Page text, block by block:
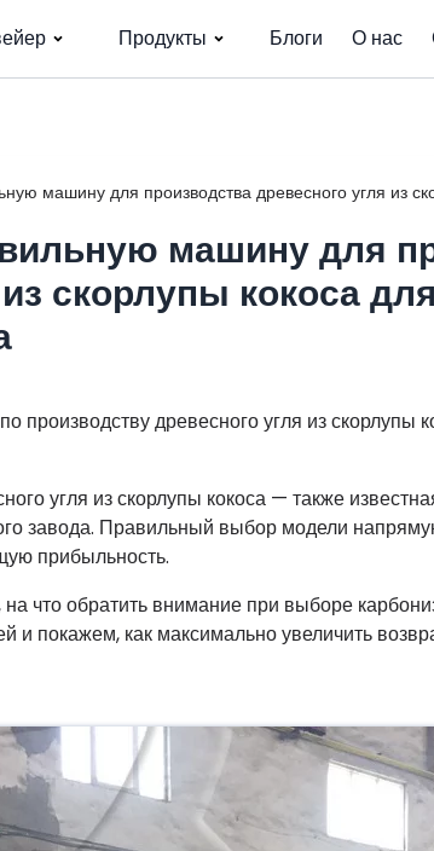
Продукты Блоги О нас
машину для производства древесного угля из
машину для
скорлупы кокоса
производству древесного угля из скорлупы
угля из скорлупы кокоса — также
завода. Правильный выбор модели
прибыльность.
что обратить внимание при выборе
и покажем, как максимально увеличить